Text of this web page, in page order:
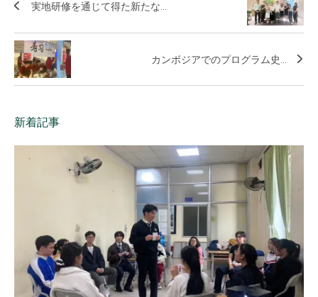
実地研修を通じて得た新たな...
カンボジアでのプログラム史...
新着記事